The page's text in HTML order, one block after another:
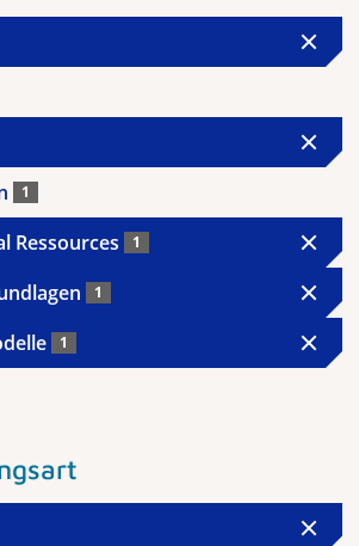
1
Ressources 1
1
1